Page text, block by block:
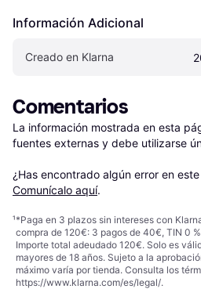
Información Adicional
Creado en Klarna
Comentarios
La información mostrada en esta
fuentes externas y debe utilizarse
¿Has encontrado algún error en
Comunícalo aquí.
¹*Paga en 3 plazos sin intereses con
compra de 120€: 3 pagos de 40€, TIN 0
Importe total adeudado 120€. Solo es
mayores de 18 años. Sujeto a la
máximo varía por tienda. Consulta los
https://www.klarna.com/es/legal/.